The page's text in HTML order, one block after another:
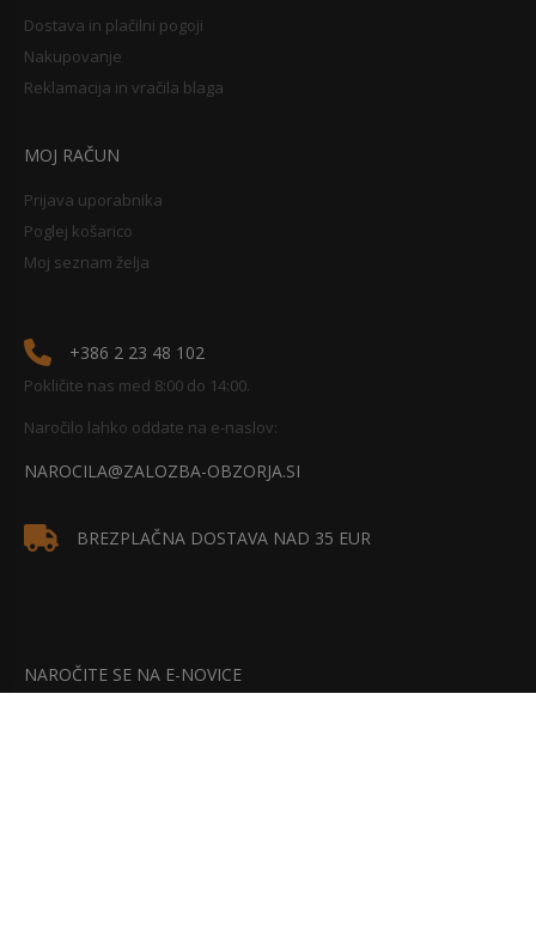
Dostava in plačilni pogoji
Nakupovanje
Reklamacija in vračila blaga
MOJ RAČUN
Prijava uporabnika
Poglej košarico
Moj seznam želja
+386 2 23 48 102
Pokličite nas med 8:00 do 14:00.
Naročilo lahko oddate na e-naslov:
NAROCILA@ZALOZBA-OBZORJA.SI
BREZPLAČNA DOSTAVA NAD 35 EUR
NAROČITE SE NA E-NOVICE